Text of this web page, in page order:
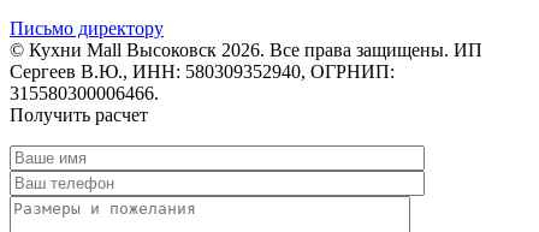
Письмо директору
© Кухни Mall Высоковск 2026. Все права защищены. ИП
Сергеев В.Ю., ИНН: 580309352940, ОГРНИП:
315580300006466.
Получить расчет